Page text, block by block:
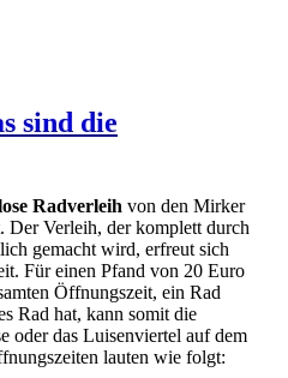
sind die
Radverleih von den Mirker
Der Verleih, der komplett durch
gemacht wird, erfreut sich
Für einen Pfand von 20 Euro
Öffnungszeit, ein Rad
Rad hat, kann somit die
oder das Luisenviertel auf dem
lauten wie folgt: